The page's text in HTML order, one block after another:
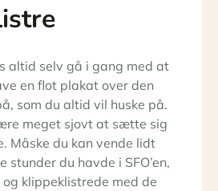
altid selv gå i gang med at
en flot plakat over den
som du altid vil huske på.
meget sjovt at sætte sig
Måske du kan vende lidt
stunder du havde i SFO’en,
klippeklistrede med de